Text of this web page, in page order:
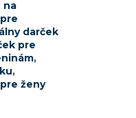
na
darček
pre
,
,
ženy